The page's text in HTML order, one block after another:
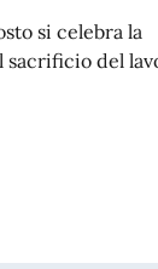
si celebra la
sacrificio del
del